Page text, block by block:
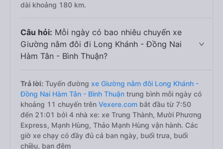
dài khoảng 180 km.
Câu hỏi: Mỗi ngày có bao nhiêu chuyến xe
Giường nằm đôi đi Long Khánh - Đồng Nai
Hàm Tân - Bình Thuận?
Trả lời: Tuyến đường xe Giường nằm đôi Long Khánh -
Đồng Nai Hàm Tân - Bình Thuận trung bình mỗi ngày có
khoảng 11 chuyến trên Vexere.com bắt đầu từ 7:50
đến 21:01 bởi 4 nhà xe: xe Trung Thành, Mười Phương
Express, Mạnh Hùng, Thảo Mạnh Hùng vận hành. Các
giờ xe chạy có đầy đủ cả ban ngày, buổi trưa, buổi
chiều, ban đêm